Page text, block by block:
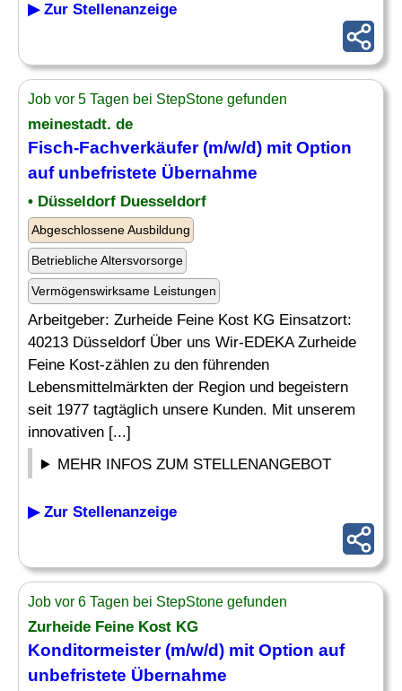
▶ Zur Stellenanzeige
Job vor 5 Tagen bei StepStone gefunden
meinestadt. de
Fisch-Fachverkäufer (m/w/d) mit Option
auf unbefristete Übernahme
• Düsseldorf Duesseldorf
Abgeschlossene Ausbildung
Betriebliche Altersvorsorge
Vermögenswirksame Leistungen
Arbeitgeber: Zurheide Feine Kost KG Einsatzort:
40213 Düsseldorf Über uns Wir-EDEKA Zurheide
Feine Kost-zählen zu den führenden
Lebensmittelmärkten der Region und begeistern
seit 1977 tagtäglich unsere Kunden. Mit unserem
innovativen [...]
MEHR INFOS ZUM STELLENANGEBOT
▶ Zur Stellenanzeige
Job vor 6 Tagen bei StepStone gefunden
Zurheide Feine Kost KG
Konditormeister (m/w/d) mit Option auf
unbefristete Übernahme